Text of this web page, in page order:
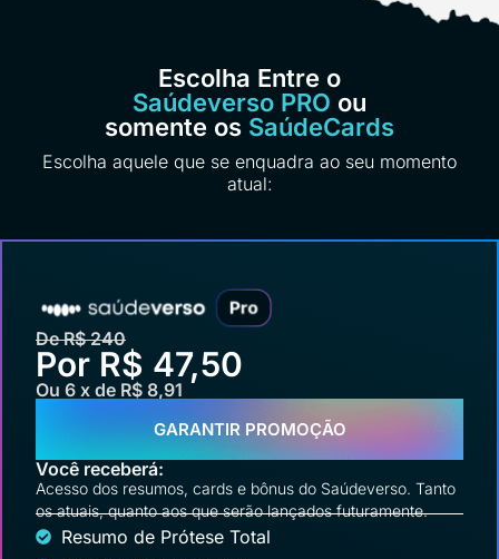
Escolha Entre o
Saúdeverso PRO ou
somente os SaúdeCards
Escolha aquele que se enquadra ao seu momento
atual:
De R$ 240
Por R$ 47,50
Ou 6 x de R$ 8,91
GARANTIR PROMOÇÃO
Você receberá:
Acesso dos resumos, cards e bônus do Saúdeverso. Tanto
os atuais, quanto aos que serão lançados futuramente.
Resumo de Prótese Total